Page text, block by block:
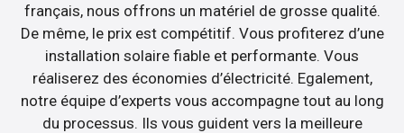
français, nous offrons un matériel de grosse qualité.
De même, le prix est compétitif. Vous profiterez d’une
installation solaire fiable et performante. Vous
réaliserez des économies d’électricité. Egalement,
notre équipe d’experts vous accompagne tout au long
du processus. Ils vous guident vers la meilleure